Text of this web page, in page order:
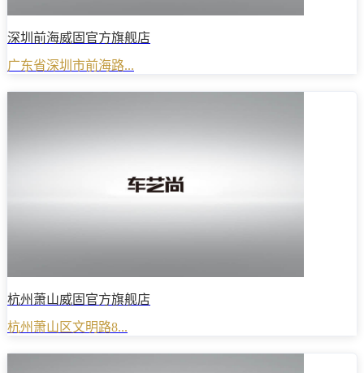
深圳前海威固官方旗舰店
广东省深圳市前海路...
杭州萧山威固官方旗舰店
杭州萧山区文明路8...